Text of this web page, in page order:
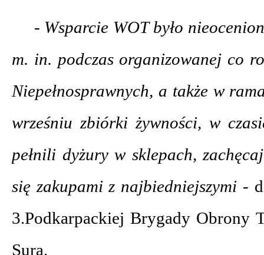
- Wsparcie WOT było
m. in. podczas organizowanej co
Niepełnosprawnych, a także w
wrześniu zbiórki żywności, w
pełnili dyżury w sklepach,
się zakupami z najbiedniejszymi -
3.Podkarpackiej Brygady Obrony
Sura.